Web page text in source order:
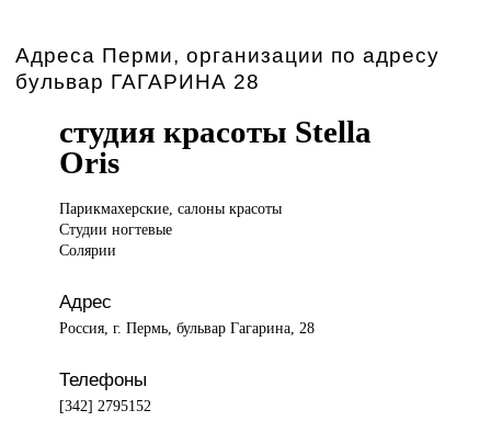
Адреса Перми, организации по адресу
бульвар ГАГАРИНА 28
студия красоты Stella
Oris
Парикмахерские, салоныкрасоты
Студии ногтевые
Солярии
Адрес
Россия, г. Пермь, бульвар Гагарина, 28
Телефоны
[342] 2795152